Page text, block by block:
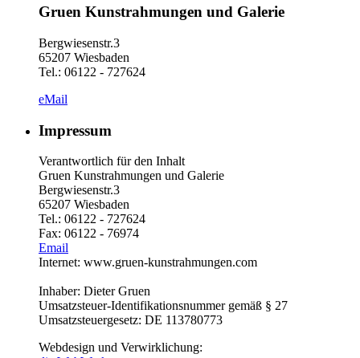
Gruen Kunstrahmungen und Galerie
Bergwiesenstr.3
65207 Wiesbaden
Tel.: 06122 - 727624
eMail
Impressum
Verantwortlich für den Inhalt
Gruen Kunstrahmungen und Galerie
Bergwiesenstr.3
65207 Wiesbaden
Tel.: 06122 - 727624
Fax: 06122 - 76974
Email
Internet: www.gruen-kunstrahmungen.com
Inhaber: Dieter Gruen
Umsatzsteuer-Identifikationsnummer gemäß § 27
Umsatzsteuergesetz: DE 113780773
Webdesign und Verwirklichung: